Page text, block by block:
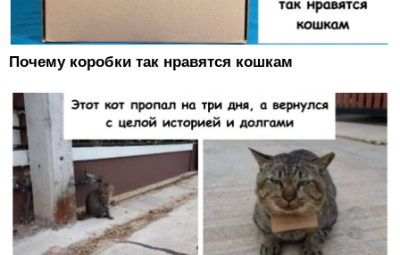
Почему коробки так нравятся кошкам